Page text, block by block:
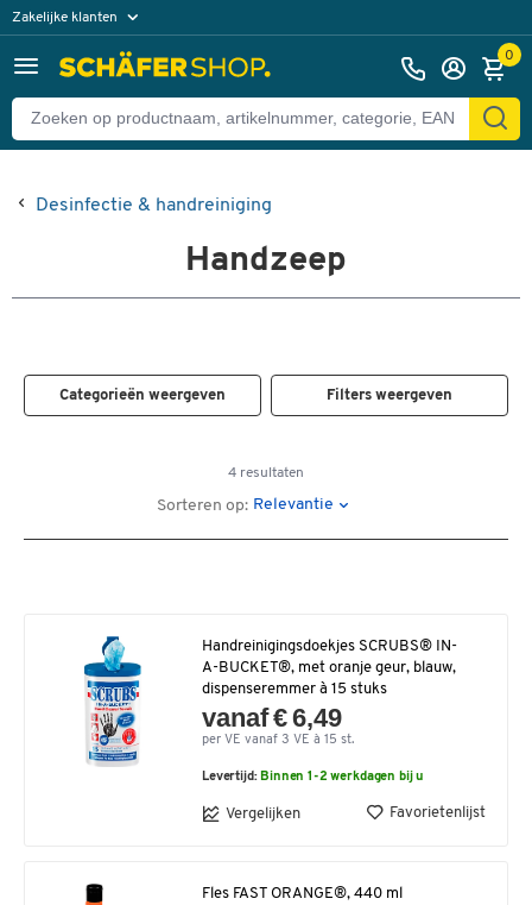
Zakelijke klanten
Particuliere klanten 0
Desinfectie & handreiniging
Handzeep
Categorieën weergeven Filters weergeven
4 resultaten
Sorteren op: Relevantie
Handreinigingsdoekjes SCRUBS® IN-
A-BUCKET®, met oranje geur, blauw,
dispenseremmer à 15 stuks
vanaf € 6,49
per VE vanaf 3 VE à 15 st.
Levertijd: Binnen 1-2 werkdagen bij u
Vergelijken Favorietenlijst
Fles FAST ORANGE®, 440 ml